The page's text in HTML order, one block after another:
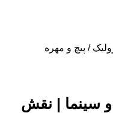
/ پیچ و مهره
و سینما | نقش